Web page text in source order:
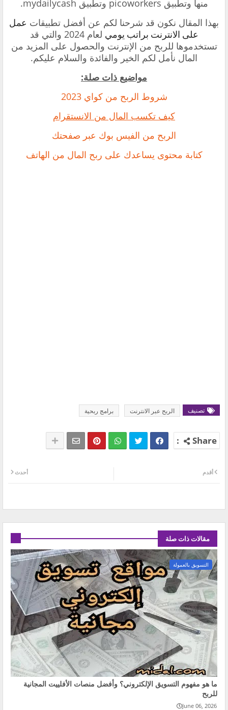
منها وتطبيق picoworkers وتطبيق mydailycash.
بهذا المقال نكون قد شرحنا لكم عن أفضل تطبيقات عمل
على الانترنت براتب يومي
لعام 2024 والتي قد
تستخدموها للربح من الإنترنت والحصول على المزيد من
المال نأمل لكم الخير والفائدة والسلام عليكم.
مواضيع ذات صلة:
شروط الربح من كواي 2023
كيف تكسب المال من الانستقرام
الربح من الفيس بوك عبر صفحتك
كتابة محتوى يساعدك على ربح المال من الهاتف
تصنيف الربح عبر الانترنت برامج ربحية
أحدث أقدم
مقالات ذات صلة
التسويق بالعمولة
ما هو مفهوم التسويق الإلكتروني؟ وأفضل منصات الأفلييت المجانية
للربح
June 06, 2026